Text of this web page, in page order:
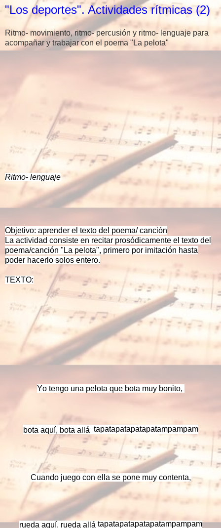
"Los deportes". Actividades rítmicas (2)
Ritmo- movimiento, ritmo- percusión y ritmo- lenguaje para
acompañar y trabajar con el poema "La pelota"
Ritmo- lenguaje
Objetivo: aprender el texto del poema/ canción
La actividad consiste en recitar prosódicamente el texto del
poema/canción "La pelota", primero por imitación hasta
poder hacerlo solos entero.
TEXTO:
Yo tengo una pelota que bota muy bonito,
bota aquí, bota allá tapatapatapatapatampampam
Cuando juego con ella se pone muy contenta,
rueda aquí, rueda allá tapatapatapatapatampampam